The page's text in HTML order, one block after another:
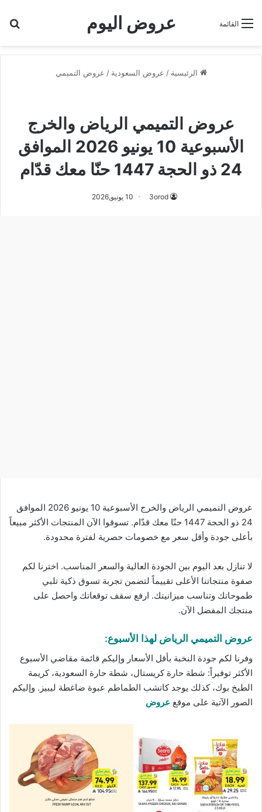
عروض اليوم القائمة
الرئيسية / عروض السعودية / عروض التميمي
عروض التميمي الرياض والخرج
الأسبوعية 10 يونيو 2026 الموافق
24 ذو الحجة 1447 حنّا معك قدّام
3orod 10 يونيو,2026
عروض التميمي الرياض والخرج الأسبوعية 10 يونيو 2026 الموافق
24 ذو الحجة 1447 حنّا معك قدّام. تسوقوا الآن المنتجات الأكثر مبيعاً
بأعلى جودة وأقل سعر مع خصومات حصرية لفترة محدودة.
لا تنازل بعد اليوم بين الجودة العالية والسعر المناسب. اخترنا لكم
صفوة منتجاتنا الأعلى تقييماً لتضمن تجربة تسوق ذكية تلبي
طموحاتك وتناسب ميزانيتك. ارفع سقف توقعاتك واحصل على
منتجك المفضل الآن.
عروض التميمي الرياض لهذا الأسبوع:
وفرنا لكم جودة النخبة بأقل الأسعار وإليكم قائمة مقاضي الأسبوع
الأكثر توفيراً: شطة حارة كريستال، شطة حارة السعودية، كريمة
الطبخ بوك، كذلك يوجد كاتشب الطماطم عبوة ضاغطة ليبيز. وإليكم
الصور الآتية على موقع عروض